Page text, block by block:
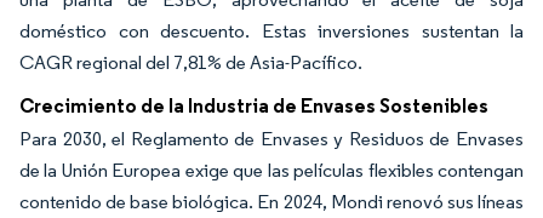
doméstico con descuento. Estas inversiones sustentan la
CAGR regional del 7,81% de Asia-Pacífico.
Crecimiento de la Industria de Envases Sostenibles
Para 2030, el Reglamento de Envases y Residuos de Envases
de la Unión Europea exige que las películas flexibles contengan
contenido de base biológica. En 2024, Mondi renovó sus líneas